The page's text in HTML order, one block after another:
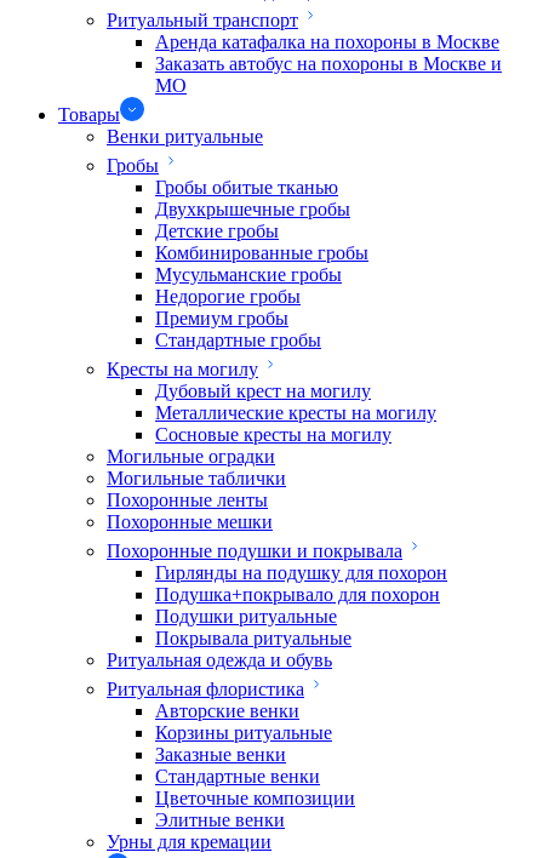
Ритуальный транспорт
Аренда катафалка на похороны в Москве
Заказать автобус на похороны в Москве и
МО
Товары
Венки ритуальные
Гробы
Гробы обитые тканью
Двухкрышечные гробы
Детские гробы
Комбинированные гробы
Мусульманские гробы
Недорогие гробы
Премиум гробы
Стандартные гробы
Кресты на могилу
Дубовый крест на могилу
Металлические кресты на могилу
Сосновые кресты на могилу
Могильные оградки
Могильные таблички
Похоронные ленты
Похоронные мешки
Похоронные подушки и покрывала
Гирлянды на подушку для похорон
Подушка+покрывало для похорон
Подушки ритуальные
Покрывала ритуальные
Ритуальная одежда и обувь
Ритуальная флористика
Авторские венки
Корзины ритуальные
Заказные венки
Стандартные венки
Цветочные композиции
Элитные венки
Урны для кремации